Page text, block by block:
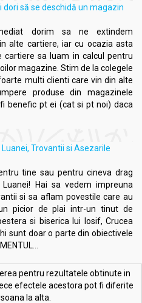
dori să se deschidă un magazin
dorim sa ne extindem
alte cartiere, iar cu ocazia asta
cartiere sa luam in calcul pentru
magazine. Stim de la colegele
multi clienti care vin din alte
produse din magazinele
benefic pt ei (cat si pt noi) daca
Trovantii si Asezarile
tine sau pentru cineva drag
Hai sa vedem impreuna
si sa aflam povestile care au
picior de plai intr-un tinut de
si biserica lui Iosif, Crucea
sunt doar o parte din obiectivele
pentru rezultatele obtinute in
efectele acestora pot fi diferite
la alta.